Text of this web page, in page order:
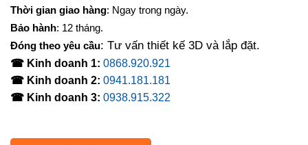
Thời gian giao hàng: Ngay trong ngày.
Bảo hành: 12 tháng.
Đóng theo yêu cầu: Tư vấn thiết kế 3D và lắp đặt.
☎ Kinh doanh 1: 0868.920.921
☎ Kinh doanh 2: 0941.181.181
☎ Kinh doanh 3: 0938.915.322